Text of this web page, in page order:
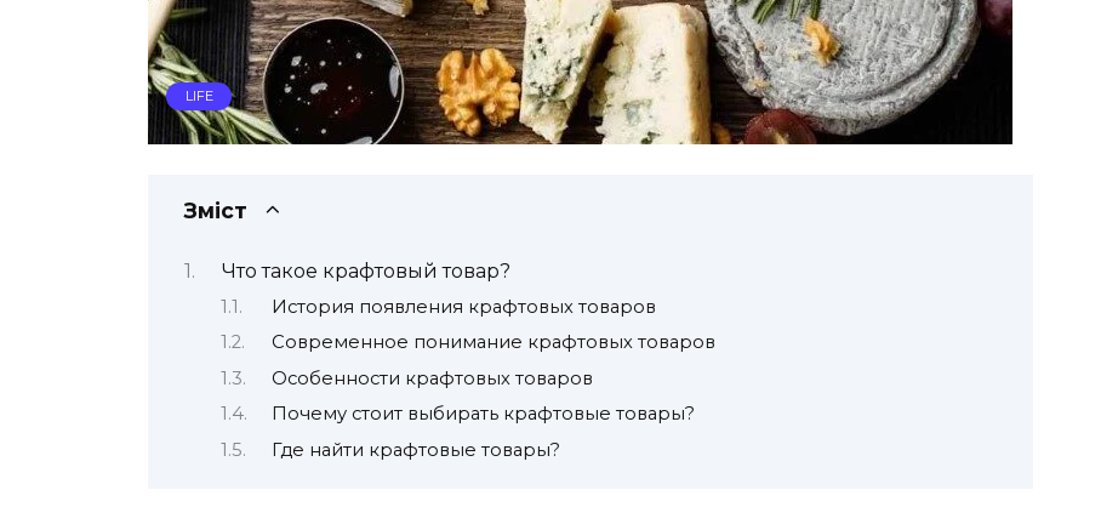
LIFE
Зміст
Что такое крафтовый товар?
История появления крафтовых товаров
Современное понимание крафтовых товаров
Особенности крафтовых товаров
Почему стоит выбирать крафтовые товары?
Где найти крафтовые товары?